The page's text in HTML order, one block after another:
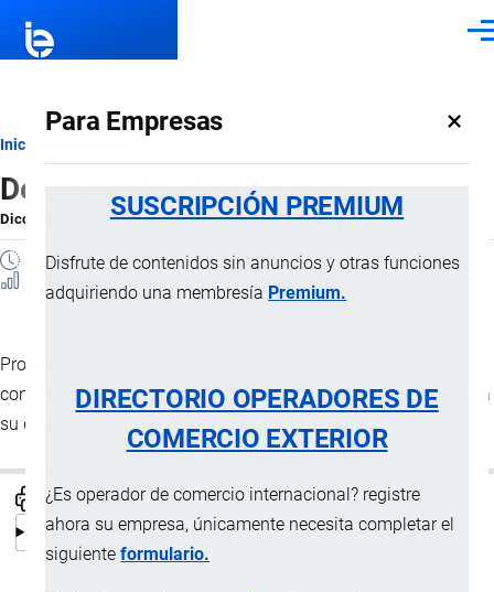
Para Empresas ×
SUSCRIPCIÓN PREMIUM
Disfrute de contenidos sin anuncios y otras funciones
adquiriendo una membresía Premium.
DIRECTORIO OPERADORES DE
COMERCIO EXTERIOR
¿Es operador de comercio internacional? registre
ahora su empresa, únicamente necesita completar el
siguienteformulario.
Ruta
de
navegación
Inicio
Desconsolidación de carga
Diccionario porImportaciones …, 8 Septiembre, 2024
1 MINUTO
Proceso de desagrupamiento o vaciado de cargas parciales
contenidas en unaunidad de cargaomedio de transporte
, para
su distribución a los respectivos consignatarios.